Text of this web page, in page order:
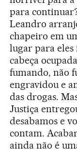
para
Leandro
chapeiro em
lugar para eles
cabeça
fumando, não
engravidou e
das drogas.
Justiça
desabamos e
contam.
ainda não é